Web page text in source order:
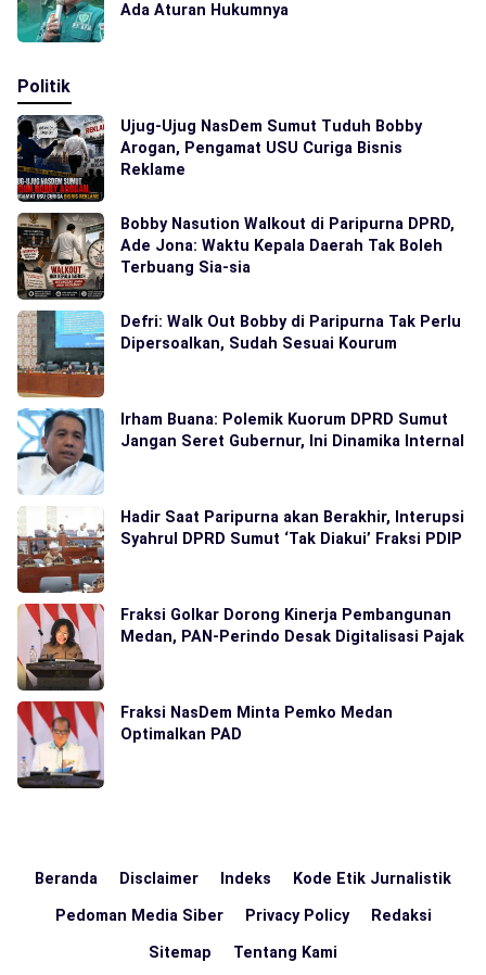
Ada Aturan Hukumnya
Politik
Ujug-Ujug NasDem Sumut Tuduh Bobby
Arogan, Pengamat USU Curiga Bisnis
Reklame
Bobby Nasution Walkout di Paripurna DPRD,
Ade Jona: Waktu Kepala Daerah Tak Boleh
Terbuang Sia-sia
Defri: Walk Out Bobby di Paripurna Tak Perlu
Dipersoalkan, Sudah Sesuai Kourum
Irham Buana: Polemik Kuorum DPRD Sumut
Jangan Seret Gubernur, Ini Dinamika Internal
Hadir Saat Paripurna akan Berakhir, Interupsi
Syahrul DPRD Sumut ‘Tak Diakui’ Fraksi PDIP
Fraksi Golkar Dorong Kinerja Pembangunan
Medan, PAN-Perindo Desak Digitalisasi Pajak
Fraksi NasDem Minta Pemko Medan
Optimalkan PAD
Beranda Disclaimer Indeks Kode Etik Jurnalistik
Pedoman Media Siber Privacy Policy Redaksi
Sitemap Tentang Kami